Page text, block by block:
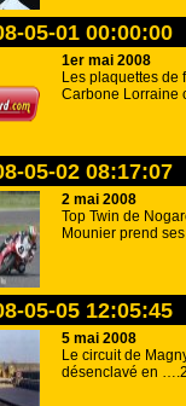
05-01 00:00:00
1er mai 2008
Les plaquettes de
Carbone Lorraine
05-02 08:17:07
2 mai 2008
Top Twin de
Mounier prend
05-05 12:05:45
5 mai 2008
Le circuit de
désenclavé en